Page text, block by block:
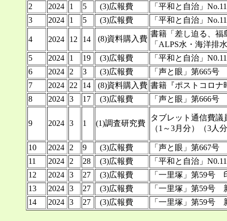
2
2024 1 5 (3)広報費
「平和と自治」
3
2024 1 5 (3)広報費 「平和と自治」
4 2024 12 14 (8)資料購入費
書籍「差し迫る、福
「ALPS水・海洋排
5
2024 1 19 (3)広報費
「平和と自治」
6
2024 2 3 (3)広報費
「声と眼」第665号
7
2024 22 14 (8)資料購入費 書籍『ポストコロナ
8
2024 3 17 (3)広報費 「声と眼」第666号
9 2024 3 1 (1)調査研究費
タブレット通信費議
（1～3月分）（3人
10 2024 2 9 (3)広報費
「声と眼」第667号
11
2024 2 28 (3)広報費
「平和と自治」
12
2024 3 27 (3)広報費
「一里塚」第59号
13
2024 3 27 (3)広報費
「一里塚」第59号
14
2024 3 27 (3)広報費 「一里塚」第59号